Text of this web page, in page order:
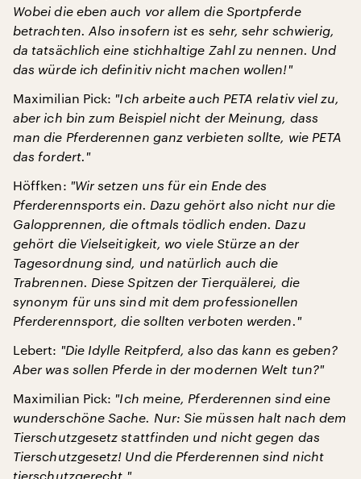
Wobei die eben auch vor allem die Sportpferde
betrachten. Also insofern ist es sehr, sehr schwierig,
da tatsächlich eine stichhaltige Zahl zu nennen. Und
das würde ich definitiv nicht machen wollen!"
Maximilian Pick: "Ich arbeite auch PETA relativ viel zu,
aber ich bin zum Beispiel nicht der Meinung, dass
man die Pferderennen ganz verbieten sollte, wie PETA
das fordert."
Höffken: "Wir setzen uns für ein Ende des
Pferderennsports ein. Dazu gehört also nicht nur die
Galopprennen, die oftmals tödlich enden. Dazu
gehört die Vielseitigkeit, wo viele Stürze an der
Tagesordnung sind, und natürlich auch die
Trabrennen. Diese Spitzen der Tierquälerei, die
synonym für uns sind mit dem professionellen
Pferderennsport, die sollten verboten werden."
Lebert: "Die Idylle Reitpferd, also das kann es geben?
Aber was sollen Pferde in der modernen Welt tun?"
Maximilian Pick: "Ich meine, Pferderennen sind eine
wunderschöne Sache. Nur: Sie müssen halt nach dem
Tierschutzgesetz stattfinden und nicht gegen das
Tierschutzgesetz! Und die Pferderennen sind nicht
tierschutzgerecht."